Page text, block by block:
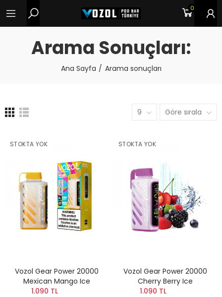
0
Arama Sonuçları:
Ana Sayfa Arama sonuçları
9 Göre sırala
STOKTA YOK
Vozol Gear Power 20000
Mexican Mango Ice
1.090 TL
STOKTA YOK
Vozol Gear Power 20000
Cherry Berry Ice
1.090 TL